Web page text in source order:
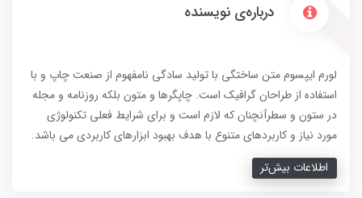
درباره‌ی نویسنده
لورم ایپسوم متن ساختگی با تولید سادگی نامفهوم از صنعت چاپ و با
استفاده از طراحان گرافیک است. چاپگرها و متون بلکه روزنامه و مجله
در ستون و سطرآنچنان که لازم است و برای شرایط فعلی تکنولوژی
مورد نیاز و کاربردهای متنوع با هدف بهبود ابزارهای کاربردی می باشد.
اطلاعات بیش‌تر